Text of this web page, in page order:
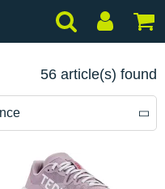
56 article(s) found